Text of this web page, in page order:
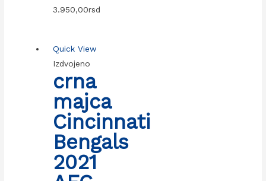
3.950,00rsd
Quick View
Izdvojeno
crna
majca
Cincinnati
Bengals
2021